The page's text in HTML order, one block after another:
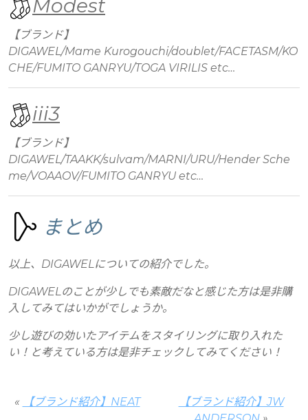
Modest
【ブランド】
DIGAWEL/Mame Kurogouchi/doublet/FACETASM/KO
CHE/FUMITO GANRYU/TOGA VIRILIS etc…
iii3
【ブランド】
DIGAWEL/TAAKK/sulvam/MARNI/URU/Hender Sche
me/VOAAOV/FUMITO GANRYU etc…
まとめ
以上、DIGAWELについての紹介でした。
DIGAWELのことが少しでも素敵だなと感じた方は是非購
入してみてはいかがでしょうか。
少し遊びの効いたアイテムをスタイリングに取り入れた
い！と考えている方は是非チェックしてみてください！
« 【ブランド紹介】NEAT
【ブランド紹介】JW